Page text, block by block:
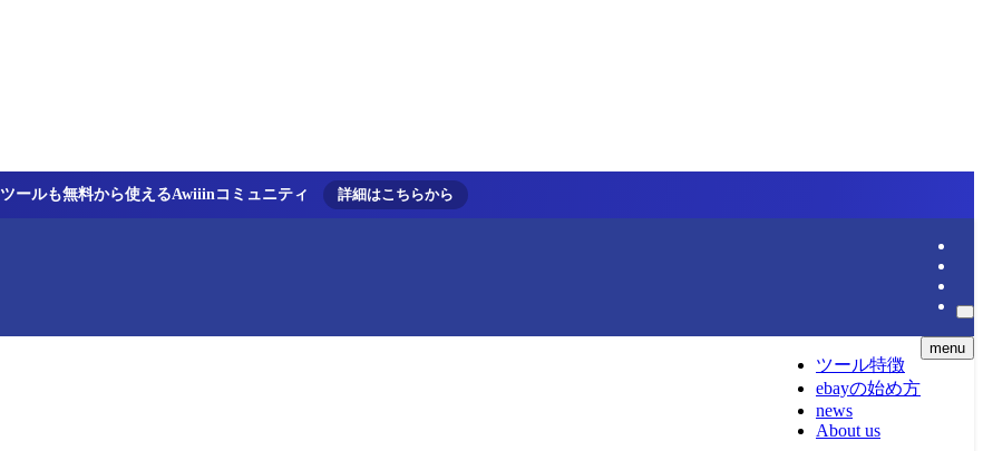
ツールも無料から使えるAwiiinコミュニティ 詳細はこちらから
ツール特徴
ebayの始め方
news
About us
menu